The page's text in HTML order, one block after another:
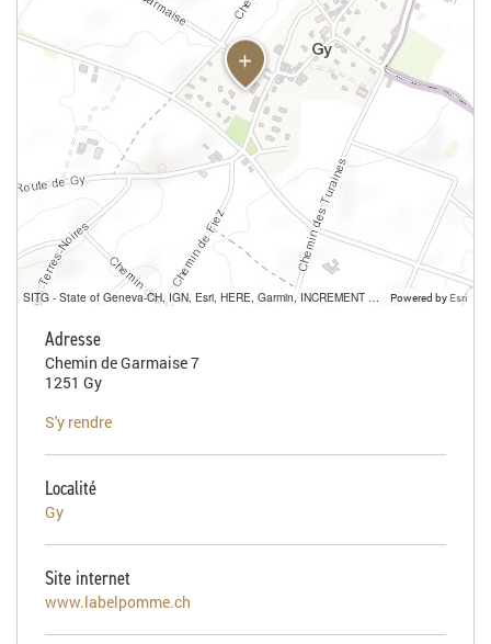
SITG - State of Geneva-CH, IGN, Esri, HERE, Garmin, INCREMENT P, USGS, METI/NASA Powered by Esri
Adresse
Chemin de Garmaise 7
1251 Gy
S'y rendre
Localité
Gy
Site internet
www.labelpomme.ch